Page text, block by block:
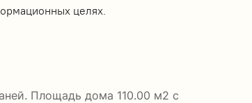
целях.
Площадь дома 110.00 м2 с